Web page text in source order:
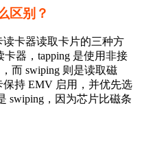
区别？
读卡器读取卡片的三种方
器，tapping 是使用非接
而 swiping 则是读取磁
保持 EMV 启用，并优先选
swiping，因为芯片比磁条